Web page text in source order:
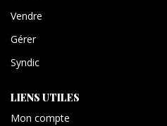
Vendre
Gérer
Syndic
LIENS UTILES
Mon compte